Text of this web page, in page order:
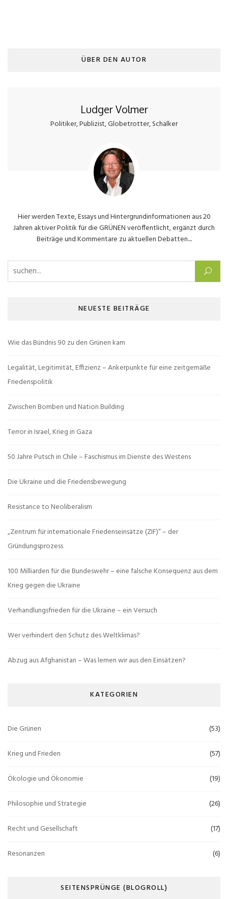
ÜBER DEN AUTOR
Ludger Volmer
Politiker, Publizist, Globetrotter, Schalker
Hier werden Texte, Essays und Hintergrundinformationen aus 20
Jahren aktiver Politik für die GRÜNEN veröffentlicht, ergänzt durch
Beiträge und Kommentare zu aktuellen Debatten....
Suchen nach:
NEUESTE BEITRÄGE
Wie das Bündnis 90 zu den Grünen kam
Legalität, Legitimität, Effizienz – Ankerpunkte für eine zeitgemäße
Friedenspolitik
Zwischen Bomben und Nation Building
Terror in Israel, Krieg in Gaza
50 Jahre Putsch in Chile – Faschismus im Dienste des Westens
Die Ukraine und die Friedensbewegung
Resistance to Neoliberalism
„Zentrum für internationale Friedenseinsätze (ZIF)“ – der
Gründungsprozess
100 Milliarden für die Bundeswehr – eine falsche Konsequenz aus dem
Krieg gegen die Ukraine
Verhandlungsfrieden für die Ukraine – ein Versuch
Wer verhindert den Schutz des Weltklimas?
Abzug aus Afghanistan – Was lernen wir aus den Einsätzen?
KATEGORIEN
Die Grünen (53)
Krieg und Frieden (57)
Ökologie und Ökonomie (19)
Philosophie und Strategie (26)
Recht und Gesellschaft (17)
Resonanzen (6)
SEITENSPRÜNGE (BLOGROLL)